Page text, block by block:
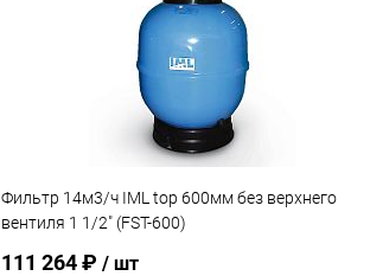
Фильтр 14м3/ч IML top 600мм без верхнего
вентиля 1 1/2" (FST-600)
111 264 ₽ / шт